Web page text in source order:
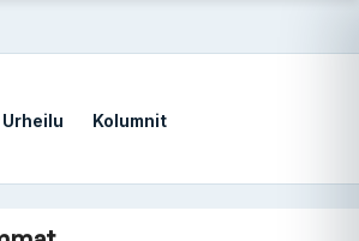
Urheilu Kolumnit